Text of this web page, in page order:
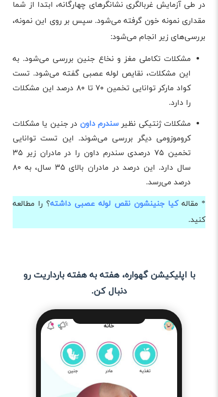
چه فاکتورهایی در آزمایش کوآد مارکر بررسی خواهند
شد؟
آیا انجام تست کوآد مارکر برای جنین و مادر مضر است؟
تفسیر آزمایش غربالگری نشانگرهای چهارگانه
در طی آزمایش غربالگری نشانگرهای چهارگانه، ابتدا از شما
مقداری نمونه خون گرفته می‌شود. سپس بر روی این نمونه،
بررسی‌های زیر انجام می‌شود:
مشکلات تکاملی مغز و نخاع جنین بررسی می‌شود. به
این مشکلات، نقایص لوله عصبی گفته می‌شود. تست
کواد مارکر توانایی تخمین ۷۰ تا ۸۰ درصد این مشکلات
را دارد.
مشکلات ژنتیکی نظیر سندرم داون در جنین یا مشکلات
کروموزومی دیگر بررسی می‌شوند. این تست توانایی
تخمین ۷۵ درصدی سندرم داون را در مادران زیر ۳۵
سال دارد. این درصد در مادران بالای ۳۵ سال، به ۸۰
درصد می‌رسد.
* مقالهکیا جنینشون نقص لوله عصبی داشته؟ را مطالعه
کنید.
با اپلیکیشن گهواره، هفته به هفته بارداریت رو
دنبال کن.